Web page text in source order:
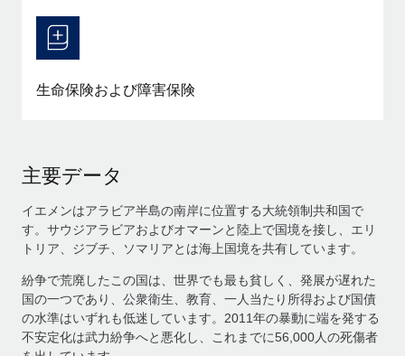
生命保険および障害保険
主要データ
イエメンはアラビア半島の南岸に位置する大統領制共和国で
す。サウジアラビアおよびオマーンと陸上で国境を接し、エリ
トリア、ジブチ、ソマリアとは海上国境を共有しています。
紛争で荒廃したこの国は、世界でも最も貧しく、発展が遅れた
国の一つであり、公衆衛生、教育、一人当たり所得および国債
の水準はいずれも低迷しています。2011年の暴動に端を発する
不安定化は武力紛争へと悪化し、これまでに56,000人の死傷者